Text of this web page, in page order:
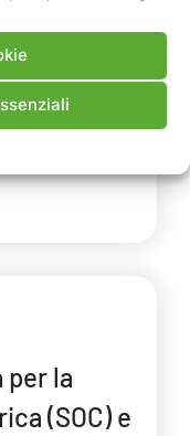
ceramica per
sodio-beta
dei
sistema di
per la
(SOC) e